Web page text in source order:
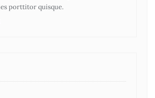
porttitor quisque.